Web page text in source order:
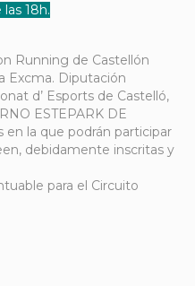
18h.
Running de Castellón
Excma. Diputación
d’ Esports de Castelló,
ESTEPARK DE
en la que podrán participar
debidamente inscritas y
para el Circuito